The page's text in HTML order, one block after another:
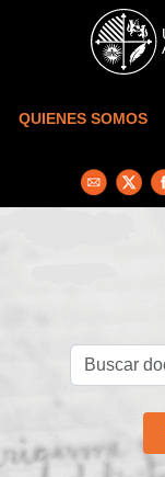
Skip to main content
QUIENES SOMOS